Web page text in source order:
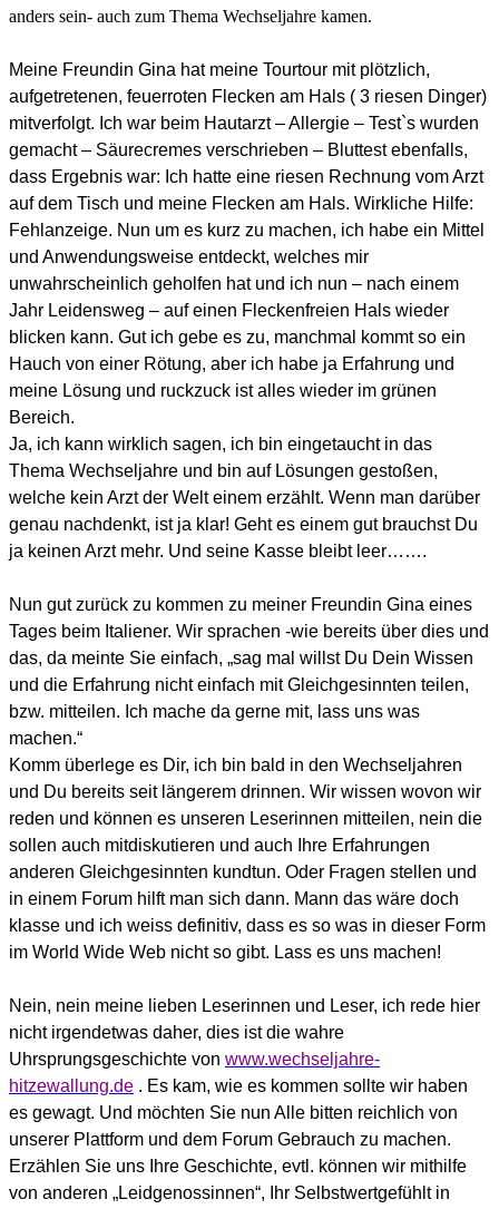
anders sein- auch zum Thema Wechseljahre kamen.
Meine Freundin Gina hat meine Tourtour mit plötzlich,
aufgetretenen, feuerroten Flecken am Hals ( 3 riesen Dinger)
mitverfolgt. Ich war beim Hautarzt – Allergie – Test`s wurden
gemacht – Säurecremes verschrieben – Bluttest ebenfalls,
dass Ergebnis war: Ich hatte eine riesen Rechnung vom Arzt
auf dem Tisch und meine Flecken am Hals. Wirkliche Hilfe:
Fehlanzeige. Nun um es kurz zu machen, ich habe ein Mittel
und Anwendungsweise entdeckt, welches mir
unwahrscheinlich geholfen hat und ich nun – nach einem
Jahr Leidensweg – auf einen Fleckenfreien Hals wieder
blicken kann. Gut ich gebe es zu, manchmal kommt so ein
Hauch von einer Rötung, aber ich habe ja Erfahrung und
meine Lösung und ruckzuck ist alles wieder im grünen
Bereich.
Ja, ich kann wirklich sagen, ich bin eingetaucht in das
Thema Wechseljahre und bin auf Lösungen gestoßen,
welche kein Arzt der Welt einem erzählt. Wenn man darüber
genau nachdenkt, ist ja klar! Geht es einem gut brauchst Du
ja keinen Arzt mehr. Und seine Kasse bleibt leer…….
Nun gut zurück zu kommen zu meiner Freundin Gina eines
Tages beim Italiener. Wir sprachen -wie bereits über dies und
das, da meinte Sie einfach, „sag mal willst Du Dein Wissen
und die Erfahrung nicht einfach mit Gleichgesinnten teilen,
bzw. mitteilen. Ich mache da gerne mit, lass uns was
machen.“
Komm überlege es Dir, ich bin bald in den Wechseljahren
und Du bereits seit längerem drinnen. Wir wissen wovon wir
reden und können es unseren Leserinnen mitteilen, nein die
sollen auch mitdiskutieren und auch Ihre Erfahrungen
anderen Gleichgesinnten kundtun. Oder Fragen stellen und
in einem Forum hilft man sich dann. Mann das wäre doch
klasse und ich weiss definitiv, dass es so was in dieser Form
im World Wide Web nicht so gibt. Lass es uns machen!
Nein, nein meine lieben Leserinnen und Leser, ich rede hier
nicht irgendetwas daher, dies ist die wahre
Uhrsprungsgeschichte von www.wechseljahre-
hitzewallung.de . Es kam, wie es kommen sollte wir haben
es gewagt. Und möchten Sie nun Alle bitten reichlich von
unserer Plattform und dem Forum Gebrauch zu machen.
Erzählen Sie uns Ihre Geschichte, evtl. können wir mithilfe
von anderen „Leidgenossinnen“, Ihr Selbstwertgefühlt in